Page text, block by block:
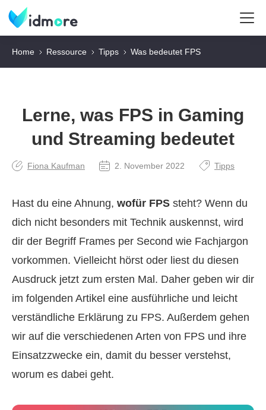
Home Ressource Tipps Was bedeutet FPS
Lerne, was FPS in Gaming
und Streaming bedeutet
Fiona Kaufman 2. November 2022 Tipps
Hast du eine Ahnung, wofür FPS steht? Wenn du
dich nicht besonders mit Technik auskennst, wird
dir der Begriff Frames per Second wie Fachjargon
vorkommen. Vielleicht hörst oder liest du diesen
Ausdruck jetzt zum ersten Mal. Daher geben wir dir
im folgenden Artikel eine ausführliche und leicht
verständliche Erklärung zu FPS. Außerdem gehen
wir auf die verschiedenen Arten von FPS und ihre
Einsatzzwecke ein, damit du besser verstehst,
worum es dabei geht.